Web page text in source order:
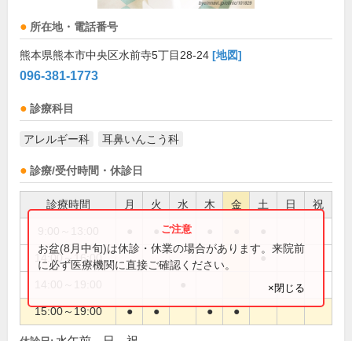
所在地・電話番号
熊本県熊本市中央区水前寺5丁目28-24 [地図]
096-381-1773
診療科目
アレルギー科 耳鼻いんこう科
診療/受付時間・休診日
診療時間 月 火 水 木 金 土 日 祝
14:00～16:00 ●
15:00～19:00 ● ● ● ●
お盆(8月中旬)は休診・休業の場合があります。来院前
に必ず医療機関に直接ご確認ください。
×閉じる